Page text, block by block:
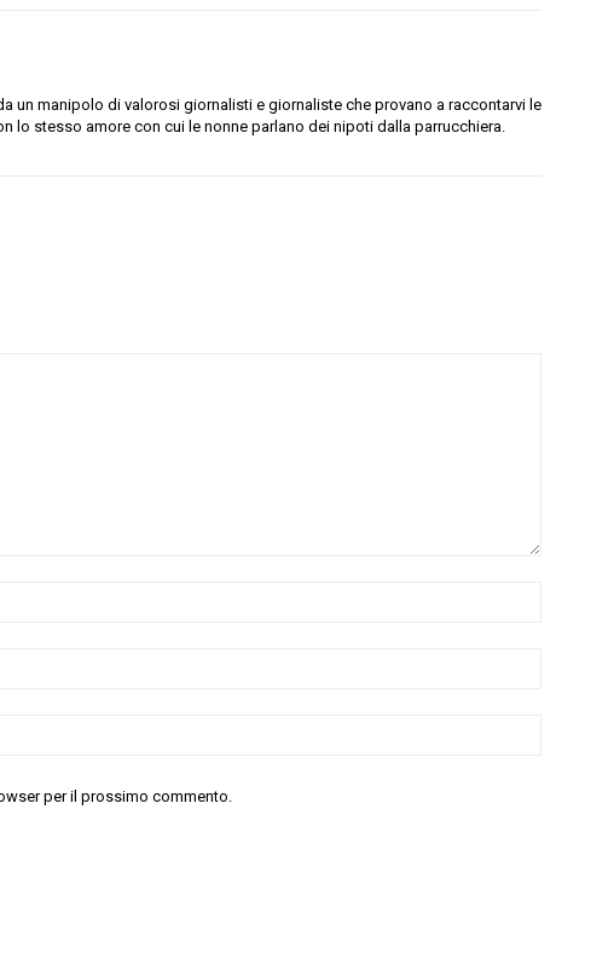
un manipolo di valorosi giornalisti e giornaliste che provano a raccontarvi le
lo stesso amore con cui le nonne parlano dei nipoti dalla parrucchiera.
per il prossimo commento.